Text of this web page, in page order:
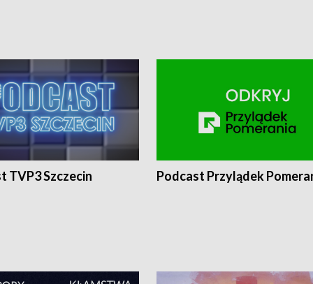
TVP3 Szczecin Podcast Przylądek